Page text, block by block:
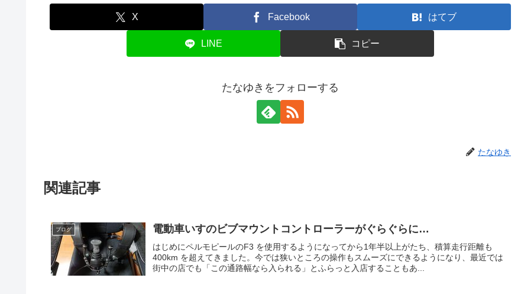
X Facebook はてブ
LINE コピー
たなゆきをフォローする
たなゆき
関連記事
ブログ 電動車いすのビブマウントコントローラーがぐらぐらに…
はじめにペルモピールのF3 を使用するようになってから1年半以上がたち、積算走行距離も
400km を超えてきました。今では狭いところの操作もスムーズにできるようになり、最近では
街中の店でも「この通路幅なら入られる」とふらっと入店することもあ...